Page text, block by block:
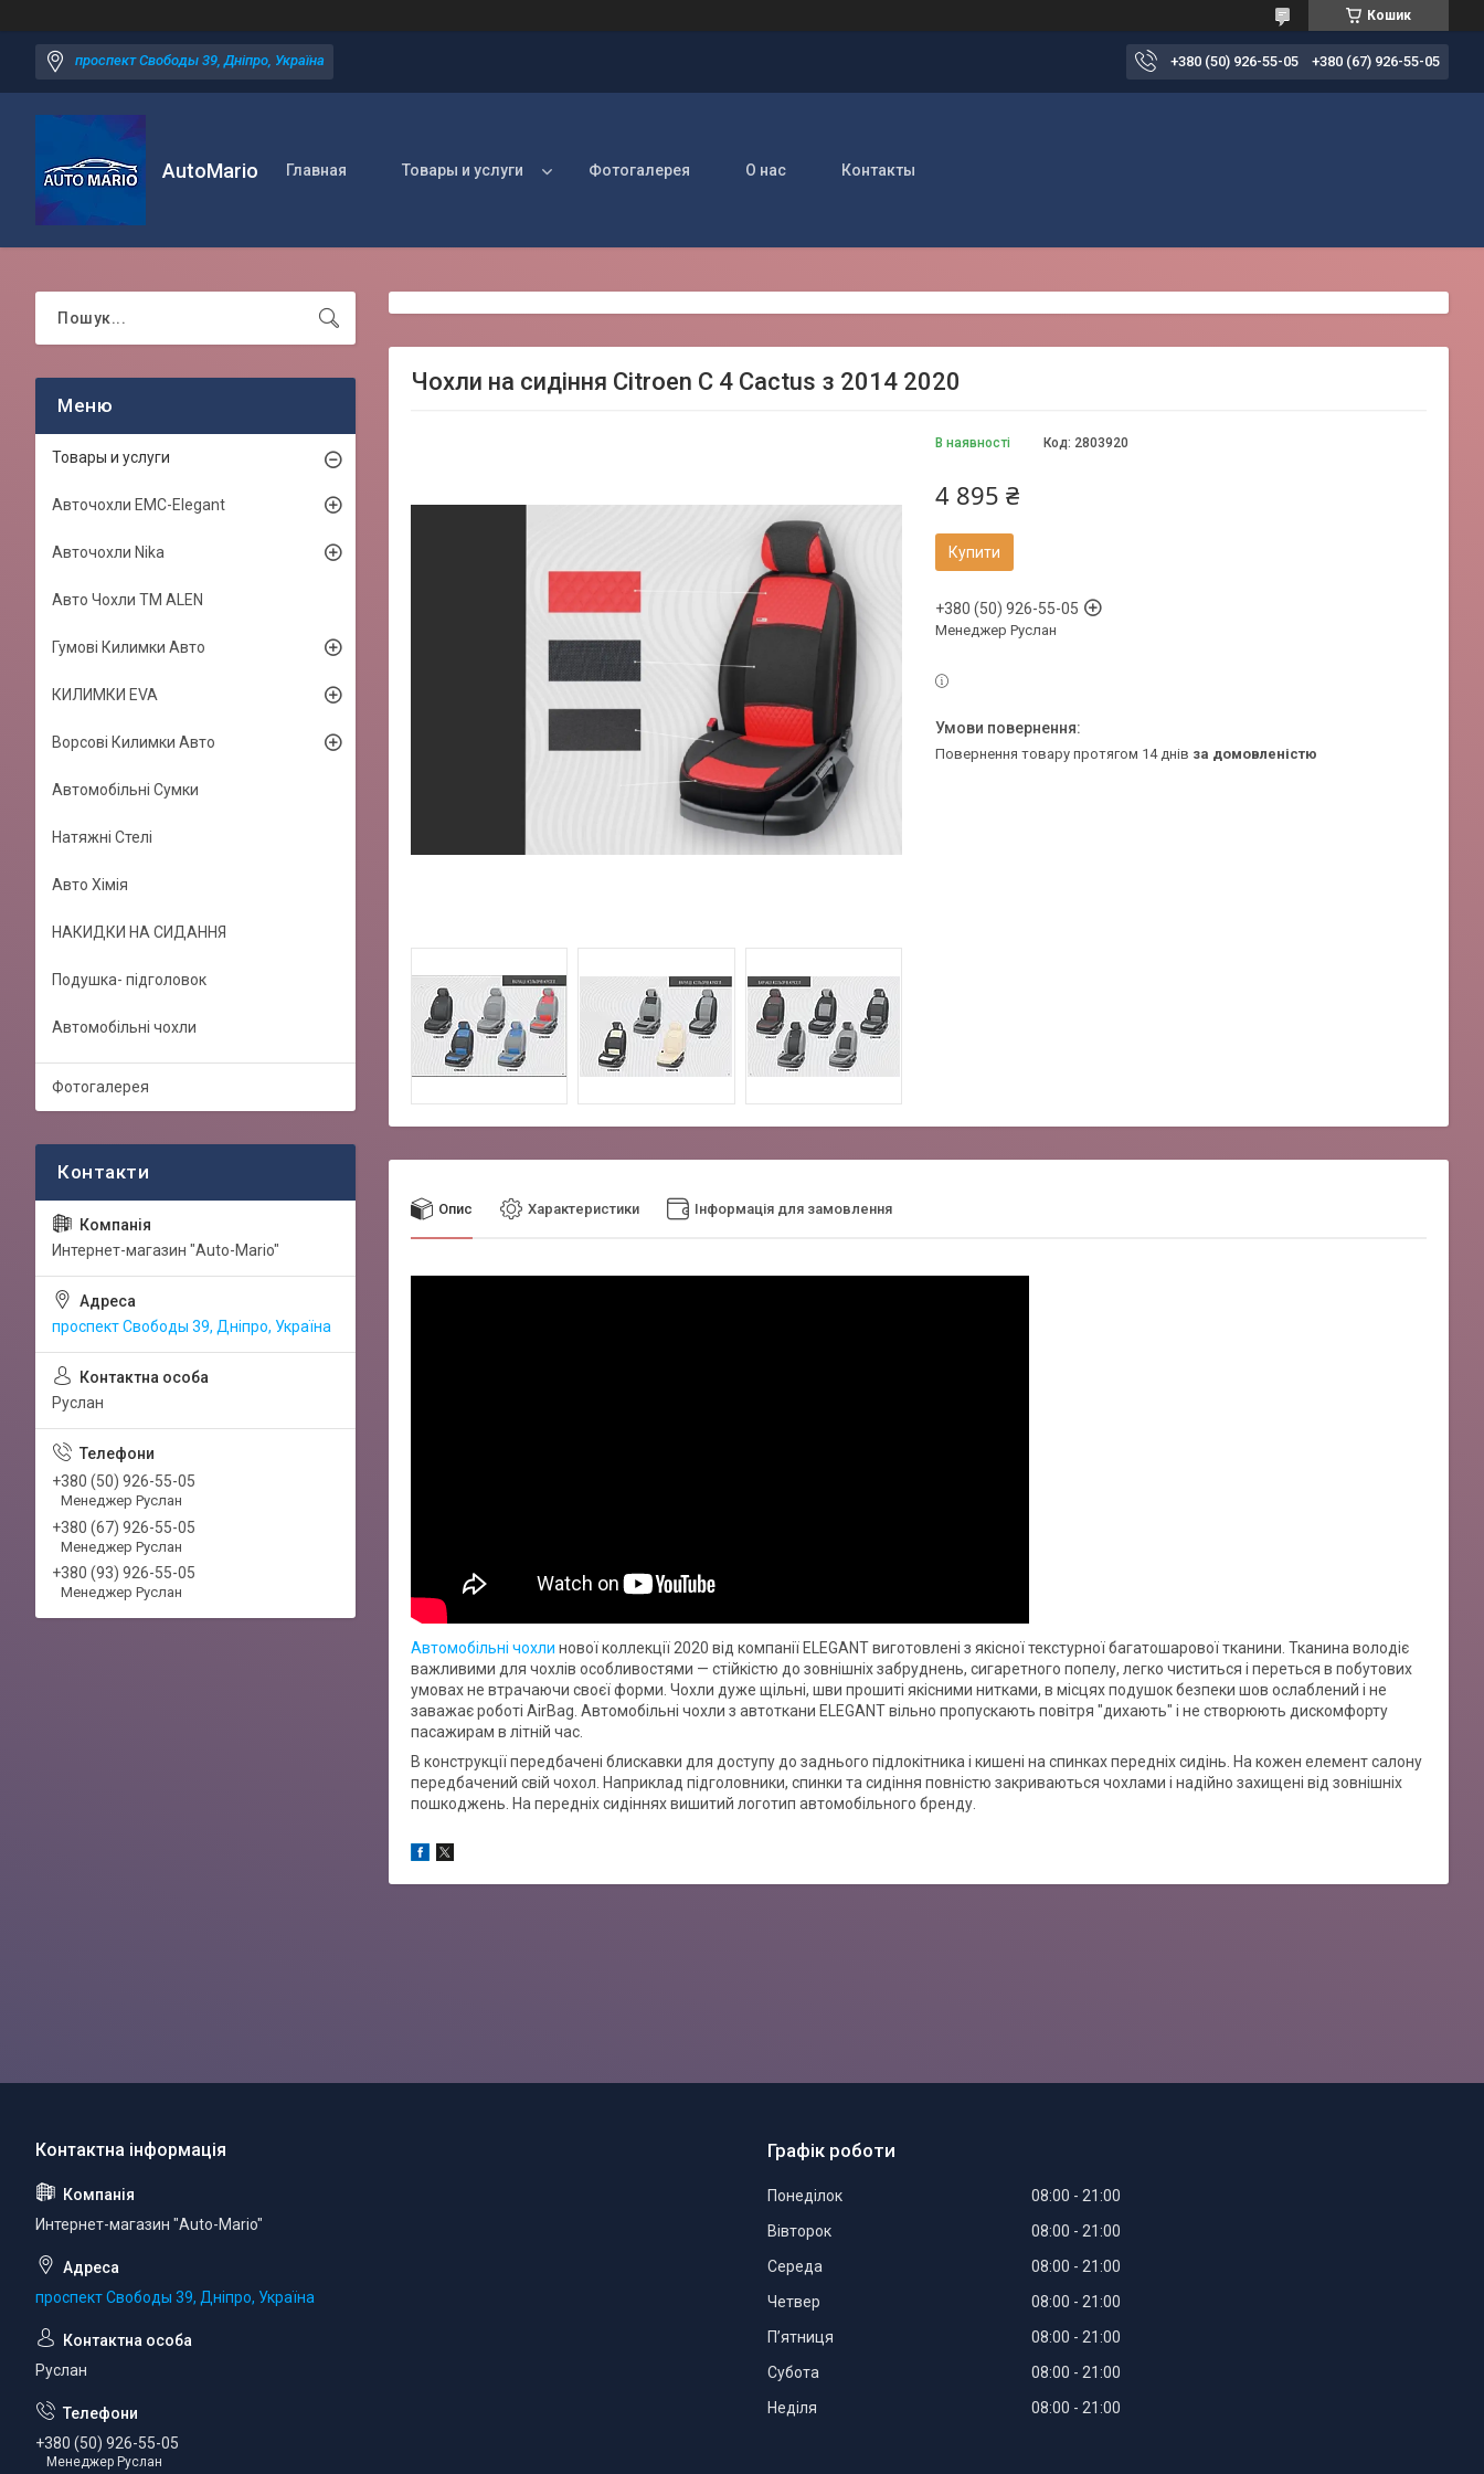
Кошик
проспект Свободы 39, Дніпро, Україна +380 (50) 926-55-05 +380 (67) 926-55-05
AutoMario Главная Товары и услуги Фотогалерея О нас Контакты
Чохли на сидіння Citroen C 4 Cactus з 2014 2020
В наявності Код: 2803920
4 895 ₴
Купити
+380 (50) 926-55-05
Менеджер Руслан
повернення товару протягом 14 днів за домовленістю
Опис Характеристики Інформація для замовлення
Автомобільні чохли нової коллекції 2020 від компанії ELEGANT виготовлені з якісної текстурної багатошарової тканини. Тканина володіє
важливими для чохлів особливостями — стійкістю до зовнішніх забруднень, сигаретного попелу, легко чиститься і переться в побутових
умовах не втрачаючи своєї форми. Чохли дуже щільні, шви прошиті якісними нитками, в місцях подушок безпеки шов ослаблений і не
заважає роботі AirBag. Автомобільні чохли з автоткани ELEGANT вільно пропускають повітря "дихають" і не створюють дискомфорту
пасажирам в літній час.
В конструкції передбачені блискавки для доступу до заднього підлокітника і кишені на спинках передніх сидінь. На кожен елемент салону
передбачений свій чохол. Наприклад підголовники, спинки та сидіння повністю закриваються чохлами і надійно захищені від зовнішніх
пошкоджень. На передніх сидіннях вишитий логотип автомобільного бренду.
Товары и услуги
Авточохли EMC-Elegant
Авточохли Nika
Авто Чохли TM ALEN
Гумові Килимки Авто
КИЛИМКИ EVA
Ворсові Килимки Авто
Автомобільні Сумки
Натяжні Стелі
Авто Хімія
НАКИДКИ НА СИДАННЯ
Подушка- підголовок
Автомобільні чохли
Фотогалерея
Интернет-магазин "Auto-Mario"
проспект Свободы 39, Дніпро, Україна
Руслан
+380 (50) 926-55-05
Менеджер Руслан
+380 (67) 926-55-05
Менеджер Руслан
+380 (93) 926-55-05
Менеджер Руслан
Интернет-магазин "Auto-Mario"
проспект Свободы 39, Дніпро, Україна
Руслан
+380 (50) 926-55-05
Менеджер Руслан
Графік роботи
Понеділок 08:00
21:00
Вівторок
08:00
21:00
Середа
08:00
21:00
Четвер
08:00
21:00
Пʼятниця
08:00
21:00
Субота
08:00
21:00
Неділя
08:00 21:00